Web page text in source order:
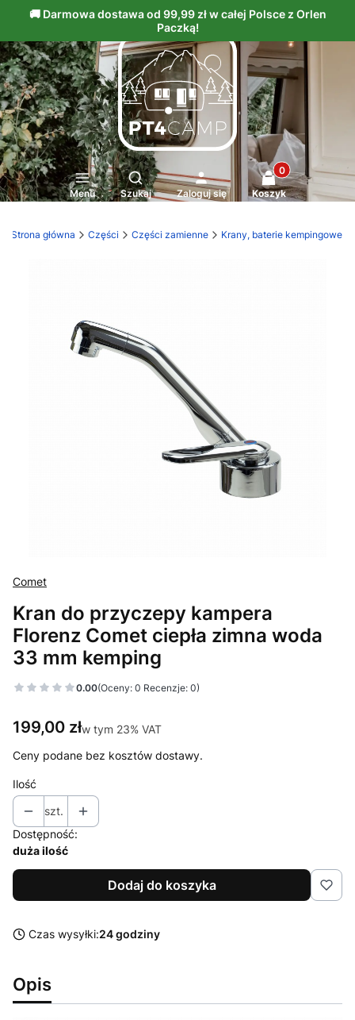
Menu
Otwórz wyszukiwarkę
Szukaj Zaloguj się
Produkty w
Koszyk
Strona główna Części Części zamienne Krany, baterie kempingowe
Comet
Kran do przyczepy kampera
Florenz Comet ciepła zimna woda
33 mm kemping
0.00(Oceny: 0 Recenzje: 0)
Cena
199,00 złw tym 23% VAT
w tym 23% VAT
Ceny podane bez kosztów dostawy.
Ilość
szt.
Dostępność:
duża ilość
Dodaj do koszyka
Czas wysyłki:24 godziny
Opis